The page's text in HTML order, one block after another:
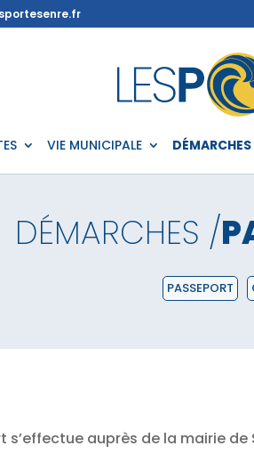
VIE MUNICIPALE
DÉMARCHES /
PASSEPORT
s’effectue auprès de la mairie de